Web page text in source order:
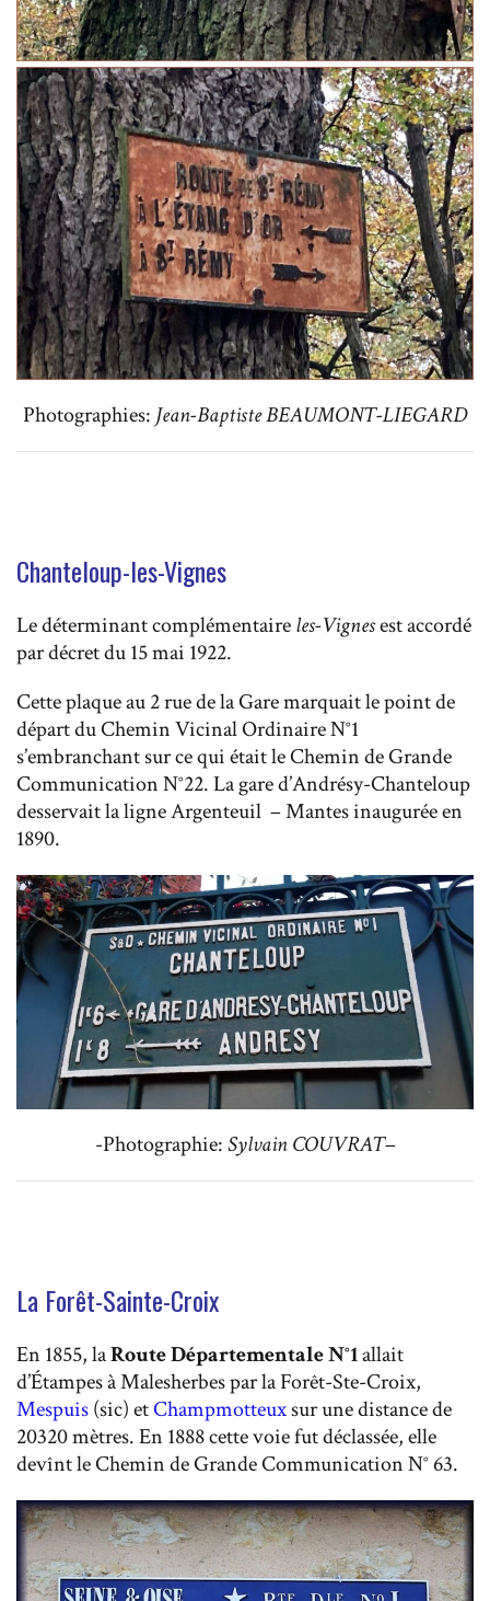
Photographies: Jean-Baptiste BEAUMONT-LIEGARD
Chanteloup-les-Vignes
Le déterminant complémentaireles-Vignesest accordé
par décret du 15 mai 1922.
Cette plaque au 2 rue de la Gare marquait le point de
départ du Chemin Vicinal Ordinaire N°1
s’embranchant sur ce qui était le Chemin de Grande
Communication N°22. La gare d’Andrésy-Chanteloup
desservait la ligne Argenteuil – Mantes inaugurée en
1890.
-Photographie:Sylvain COUVRAT–
La Forêt-Sainte-Croix
En 1855, laRoute Départementale N°1allait
d’Étampes à Malesherbes par la Forêt-Ste-Croix,
Mespuis(sic) etChampmotteuxsur une distance de
20320 mètres. En 1888 cette voie fut déclassée, elle
devînt le Chemin de Grande Communication N° 63.